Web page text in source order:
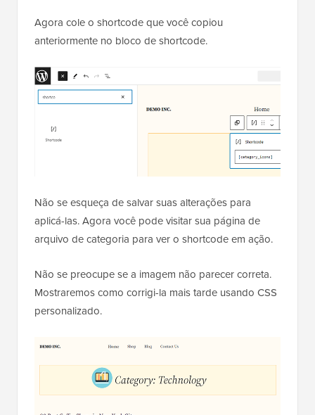
logo antes do bloco Título do Arquivo.
Agora cole o shortcode que você copiou
anteriormente no bloco de shortcode.
Não se esqueça de salvar suas alterações para
aplicá-las. Agora você pode visitar sua página de
Não se preocupe se a imagem não parecer correta.
Mostraremos como corrigi-la mais tarde usando CSS